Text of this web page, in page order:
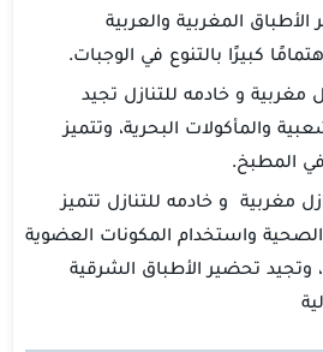
المغربية والعربية
كبيرًا بالتنوع في الوجبات.
مغربية و خادمه للتنازل تجيد
والمأكولات البحرية، وتتميز
في المطبخ.
مغربية و خادمه للتنازل تتميز
الصحية واستخدام المكونات العضوية
وتجيد تحضير الأطباق الشرقية